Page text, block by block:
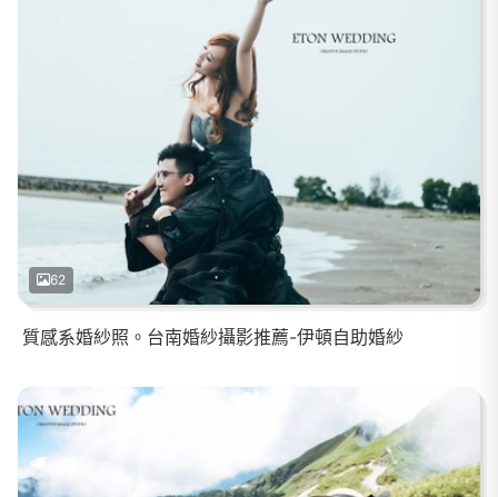
62
質感系婚紗照。台南婚紗攝影推薦-伊頓自助婚紗